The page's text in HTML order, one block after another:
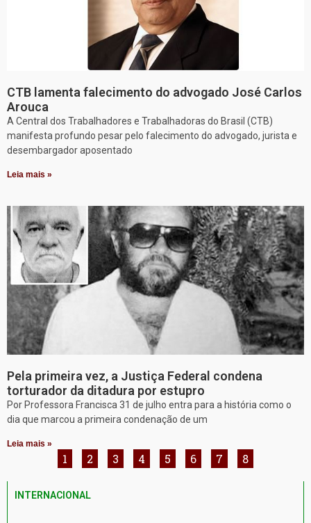
CTB lamenta falecimento do advogado José Carlos
Arouca
A Central dos Trabalhadores e Trabalhadoras do Brasil (CTB)
manifesta profundo pesar pelo falecimento do advogado, jurista e
desembargador aposentado
Leia mais »
Pela primeira vez, a Justiça Federal condena
torturador da ditadura por estupro
Por Professora Francisca 31 de julho entra para a história como o
dia que marcou a primeira condenação de um
Leia mais »
1 2 3 4 5 6 7 8
INTERNACIONAL